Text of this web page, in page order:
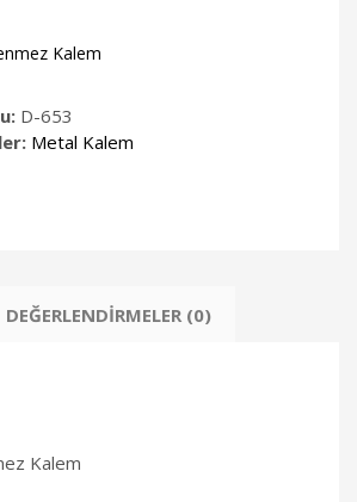
Kalem
D-653
Metal Kalem
DEĞERLENDIRMELER (0)
Kalem